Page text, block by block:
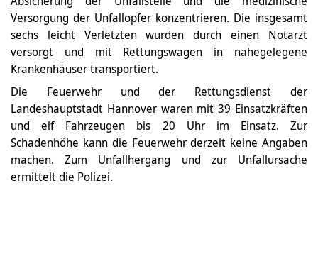
Versorgung der Unfallopfer konzentrieren. Die insgesamt
sechs leicht Verletzten wurden durch einen Notarzt
versorgt und mit Rettungswagen in nahegelegene
Krankenhäuser transportiert.
Die Feuerwehr und der Rettungsdienst der
Landeshauptstadt Hannover waren mit 39 Einsatzkräften
und elf Fahrzeugen bis 20 Uhr im Einsatz. Zur
Schadenhöhe kann die Feuerwehr derzeit keine Angaben
machen. Zum Unfallhergang und zur Unfallursache
ermittelt die Polizei.